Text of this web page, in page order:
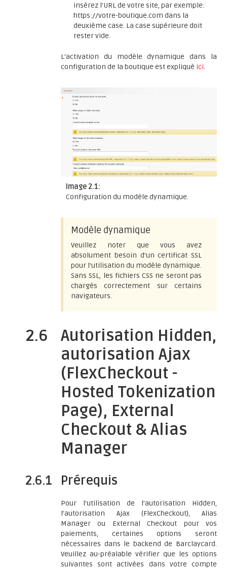
insérez l'URL de votre site, par exemple:
https://votre-boutique.com dans la
deuxième case. La case supérieure doit
rester vide.
L'activation du modèle dynamique dans la
configuration de la boutique est expliqué ici.
Image 2.1:
Configuration du modèle dynamique.
Modèle dynamique
Veuillez noter que vous avez
absolument besoin d'un certificat SSL
pour l'utilisation du modèle dynamique.
Sans SSL, les fichiers CSS ne seront pas
chargés correctement sur certains
navigateurs.
2.6
Autorisation Hidden,
autorisation Ajax
(FlexCheckout -
Hosted Tokenization
Page), External
Checkout & Alias
Manager
2.6.1 Prérequis
Pour l'utilisation de l'autorisation Hidden,
l'autorisation Ajax (FlexCheckout), Alias
Manager ou External Checkout pour vos
paiements, certaines options seront
nécessaires dans le backend de Barclaycard.
Veuillez au-préalable vérifier que les options
suivantes sont activées dans votre compte